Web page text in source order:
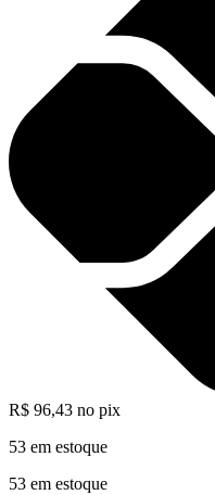
R$ 96,43 no pix
53 em estoque
53 em estoque